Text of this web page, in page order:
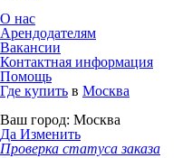
О нас
Арендодателям
Вакансии
Контактная информация
Помощь
Где купить в Москва
Ваш город: Москва
Да Изменить
Проверка статуса заказа